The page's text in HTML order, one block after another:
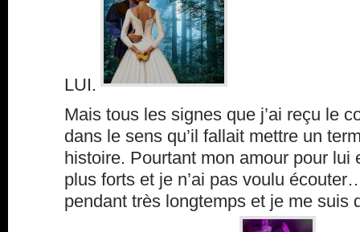
LUI.
Mais tous les signes que j’ai reçu le
dans le sens qu’il fallait mettre un
histoire. Pourtant mon amour pour lui
plus forts et je n’ai pas voulu
pendant très longtemps et je me suis